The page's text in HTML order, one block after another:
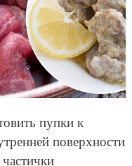
пупки к
поверхности